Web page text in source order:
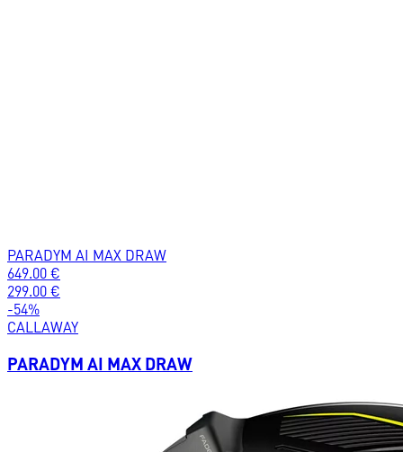
PARADYM AI MAX DRAW
649.00 €
299.00 €
-54%
CALLAWAY
PARADYM AI MAX DRAW